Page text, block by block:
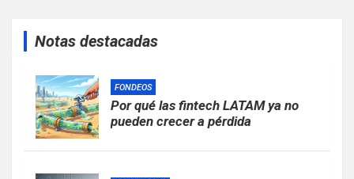
Notas destacadas
FONDEOS
Por qué las fintech LATAM ya no
pueden crecer a pérdida